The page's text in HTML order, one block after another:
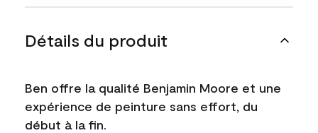
Détails du produit
Ben offre la qualité Benjamin Moore et une
expérience de peinture sans effort, du
début à la fin.